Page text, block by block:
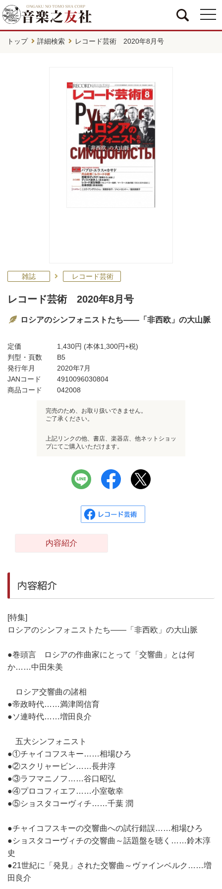
トップ 詳細検索 レコード芸術 2020年8月号
雑誌 レコード芸術
レコード芸術 2020年8月号
ロシアのシンフォニストたち――「非西欧」の大山脈
定価 1,430円 (本体1,300円+税)
判型・頁数
B5
発行年月
2020年7月
JANコード
4910096030804
商品コード
042008
完売のため、お取り扱いできません。
ご了承ください。
上記リンクの他、書店、楽器店、他ネットショッ
プにてご購入いただけます。
内容紹介
内容紹介
[特集]
ロシアのシンフォニストたち――「非西欧」の大山脈
●巻頭言 ロシアの作曲家にとって「交響曲」とは何
か……中田朱美
ロシア交響曲の諸相
●帝政時代……満津岡信育
●ソ連時代……増田良介
五大シンフォニスト
●①チャイコフスキー……相場ひろ
●②スクリャービン……長井淳
●③ラフマニノフ……谷口昭弘
●④プロコフィエフ……小室敬幸
●⑤ショスタコーヴィチ……千葉 潤
●チャイコフスキーの交響曲への試行錯誤……相場ひろ
●ショスタコーヴィチの交響曲～話題盤を聴く……鈴木淳
史
●21世紀に「発見」された交響曲～ヴァインベルク……増
田良介